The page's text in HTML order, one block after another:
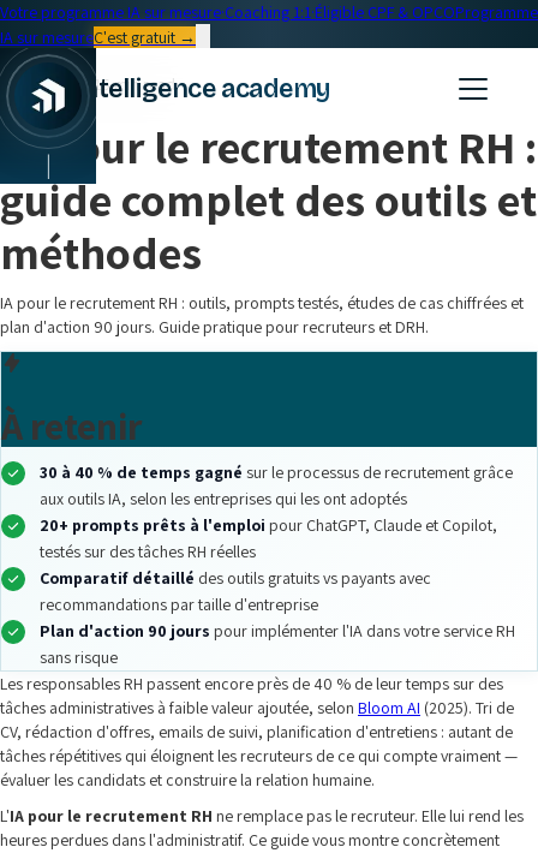
|
Votre programme IA sur mesure·Coaching 1:1·Éligible CPF & OPCOProgramme
IA sur mesureC'est gratuit →
intelligence academy
← Blog
Formation IA• 16 min read
IA pour le recrutement RH :
guide complet des outils et
méthodes
IA pour le recrutement RH : outils, prompts testés, études de cas chiffrées et
plan d'action 90 jours. Guide pratique pour recruteurs et DRH.
À retenir
30 à 40 % de temps gagné sur le processus de recrutement grâce
aux outils IA, selon les entreprises qui les ont adoptés
20+ prompts prêts à l'emploi pour ChatGPT, Claude et Copilot,
testés sur des tâches RH réelles
Comparatif détaillé des outils gratuits vs payants avec
recommandations par taille d'entreprise
Plan d'action 90 jours pour implémenter l'IA dans votre service RH
sans risque
Les responsables RH passent encore près de 40 % de leur temps sur des
tâches administratives à faible valeur ajoutée, selon Bloom AI (2025). Tri de
CV, rédaction d'offres, emails de suivi, planification d'entretiens : autant de
tâches répétitives qui éloignent les recruteurs de ce qui compte vraiment —
évaluer les candidats et construire la relation humaine.
L'IA pour le recrutement RH ne remplace pas le recruteur. Elle lui rend les
heures perdues dans l'administratif. Ce guide vous montre concrètement